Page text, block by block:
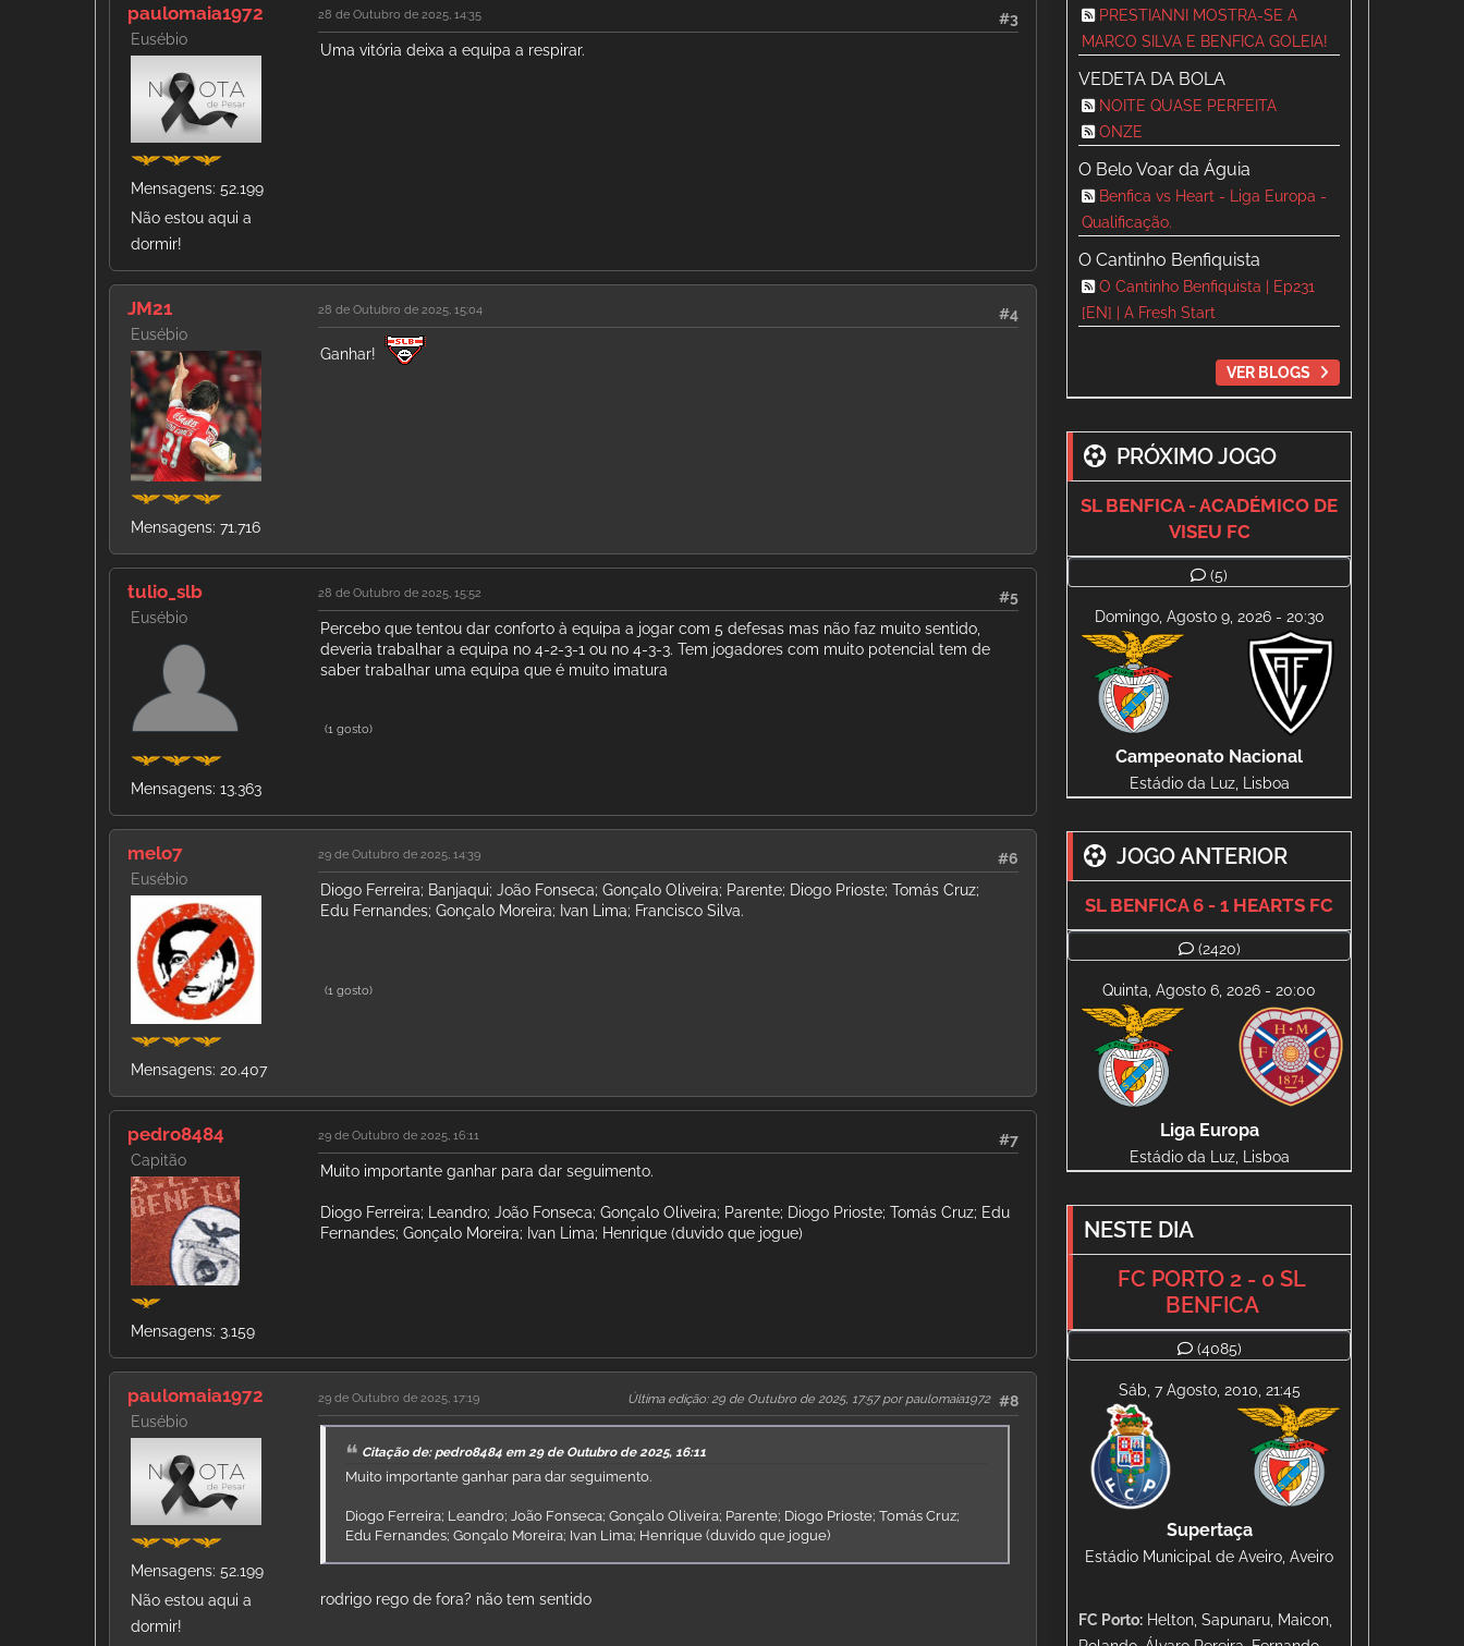
paulomaia1972
Eusébio
Mensagens: 52.199
Não estou aqui a
dormir!
#3
28 de Outubro de 2025, 14:35
Uma vitória deixa a equipa a respirar.
JM21
Eusébio
Mensagens: 71.716
#4
28 de Outubro de 2025, 15:04
Ganhar!
tulio_slb
Eusébio
Mensagens: 13.363
#5
28 de Outubro de 2025, 15:52
Percebo que tentou dar conforto à equipa a jogar com 5 defesas mas não faz muito sentido,
deveria trabalhar a equipa no 4-2-3-1 ou no 4-3-3. Tem jogadores com muito potencial tem de
saber trabalhar uma equipa que é muito imatura
(1 gosto)
melo7
Eusébio
Mensagens: 20.407
#6
29 de Outubro de 2025, 14:39
Diogo Ferreira; Banjaqui; João Fonseca; Gonçalo Oliveira; Parente; Diogo Prioste; Tomás Cruz;
Edu Fernandes; Gonçalo Moreira; Ivan Lima; Francisco Silva.
(1 gosto)
pedro8484
Capitão
Mensagens: 3.159
#7
29 de Outubro de 2025, 16:11
Muito importante ganhar para dar seguimento.
Diogo Ferreira; Leandro; João Fonseca; Gonçalo Oliveira; Parente; Diogo Prioste; Tomás Cruz; Edu
Fernandes; Gonçalo Moreira; Ivan Lima; Henrique (duvido que jogue)
paulomaia1972
Eusébio
Mensagens: 52.199
Não estou aqui a
dormir!
#8
29 de Outubro de 2025, 17:19 Última edição: 29 de Outubro de 2025, 17:57 por paulomaia1972
Citação de: pedro8484 em 29 de Outubro de 2025, 16:11
Muito importante ganhar para dar seguimento.
Diogo Ferreira; Leandro; João Fonseca; Gonçalo Oliveira; Parente; Diogo Prioste; Tomás Cruz;
Edu Fernandes; Gonçalo Moreira; Ivan Lima; Henrique (duvido que jogue)
rodrigo rego de fora? não tem sentido
PRESTIANNI MOSTRA-SE A
MARCO SILVA E BENFICA GOLEIA!
VEDETA DA BOLA
NOITE QUASE PERFEITA
ONZE
O Belo Voar da Águia
Benfica vs Heart - Liga Europa -
Qualificação.
O Cantinho Benfiquista
O Cantinho Benfiquista | Ep231
[EN] | A Fresh Start
VER BLOGS
PRÓXIMO JOGO
SL BENFICA - ACADÉMICO DE
VISEU FC
(5)
Domingo, Agosto 9, 2026 - 20:30
Campeonato Nacional
Estádio da Luz, Lisboa
JOGO ANTERIOR
SL BENFICA 6 - 1 HEARTS FC
(2420)
Quinta, Agosto 6, 2026 - 20:00
Liga Europa
Estádio da Luz, Lisboa
NESTE DIA
FC PORTO 2 - 0 SL
BENFICA
(4085)
Sáb, 7 Agosto, 2010, 21:45
Supertaça
Estádio Municipal de Aveiro, Aveiro
FC Porto: Helton, Sapunaru, Maicon,